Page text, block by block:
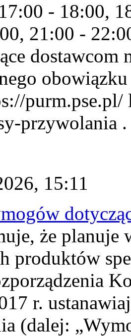
- 18:00,
21:00 -
dostawcom
przywolania
15:11
że planuje
produktów
r.
(dalej: